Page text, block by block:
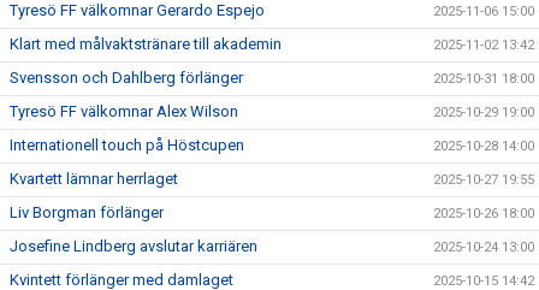
Tyresö FF välkomnar Gerardo Espejo 2025-11-06 15:00
Klart med målvaktstränare till akademin 2025-11-02 13:42
Svensson och Dahlberg förlänger 2025-10-31 18:00
Tyresö FF välkomnar Alex Wilson 2025-10-29 19:00
Internationell touch på Höstcupen 2025-10-28 14:00
Kvartett lämnar herrlaget 2025-10-27 19:55
Liv Borgman förlänger 2025-10-26 18:00
Josefine Lindberg avslutar karriären 2025-10-24 13:00
Kvintett förlänger med damlaget 2025-10-15 14:42